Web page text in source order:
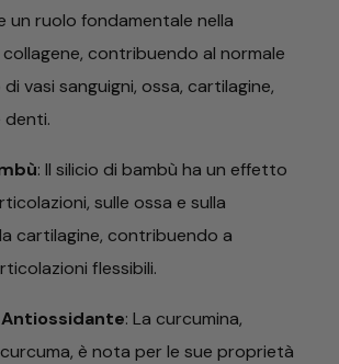
un ruolo fondamentale nella
contribuendo al normale
vasi sanguigni, ossa, cartilagine,
denti.
: Il silicio di bambù ha un effetto
sulle ossa e sulla
cartilagine, contribuendo a
flessibili.
: La curcumina,
è nota per le sue proprietà